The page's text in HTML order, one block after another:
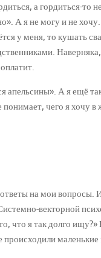
а гордиться-то
А я не могу и не
у меня, то кушать
апельсины». А я ещё
чего я хочу в
на мои
векторной
что я так долго
происходили